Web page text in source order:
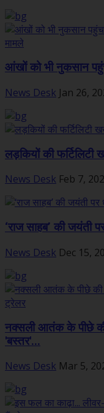
आंखों को भी नुकसान
News Desk Jan 26,
लड़कियों की
News Desk Feb 7,
‘राज साहब’ की जयंती
News Desk Dec 15,
नक्सली आतंक के पीछे की
'बस्तर'...
News Desk Mar 5,